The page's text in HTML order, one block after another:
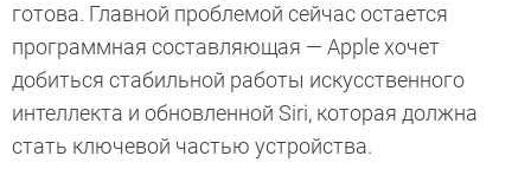
готова. Главной проблемой сейчас остается
программная составляющая — Apple хочет
добиться стабильной работы искусственного
интеллекта и обновленной Siri, которая должна
стать ключевой частью устройства.